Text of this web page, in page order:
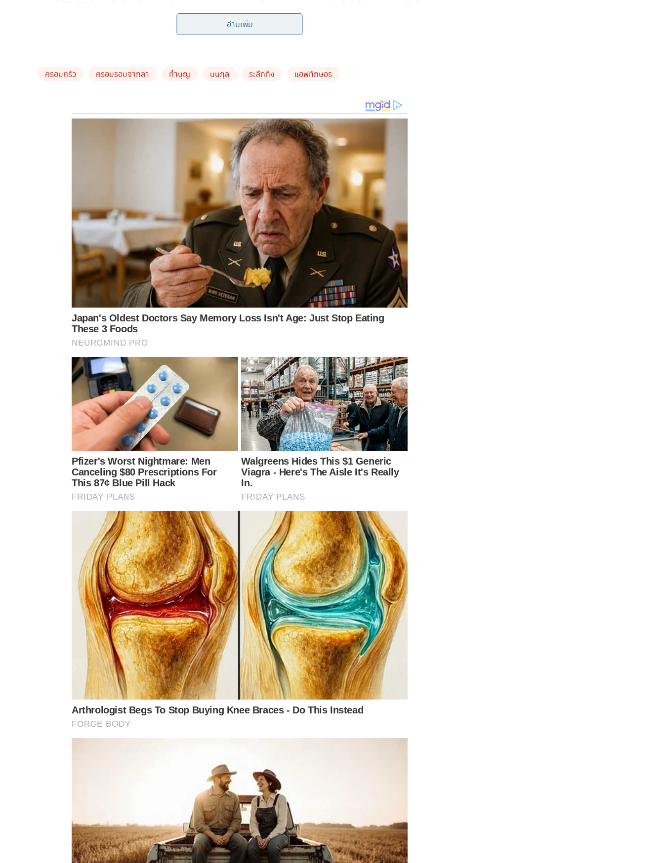
ความว่า “ครบรอบ2ปีที่พ่อจากลูกไป รักและคิดถึงเสมอ“
by TVPOOL ONLINE
อ่านเพิ่ม
ครอบครัว ครอบรอบจากลา ทำบุญ นนกุล ระลึกถึง แอฟทักษอร
Japan's Oldest Doctors Say Memory Loss Isn't Age: Just Stop Eating
These 3 Foods
NEUROMIND PRO
Pfizer's Worst Nightmare: Men
Canceling $80 Prescriptions For
This 87¢ Blue Pill Hack
FRIDAY PLANS
Walgreens Hides This $1 Generic
Viagra - Here's The Aisle It's Really
In.
FRIDAY PLANS
Arthrologist Begs To Stop Buying Knee Braces - Do This Instead
FORGE BODY